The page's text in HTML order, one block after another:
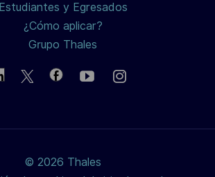
X
Estudiantes y Egresados
¿Cómo aplicar?
Grupo Thales
© 2026 Thales